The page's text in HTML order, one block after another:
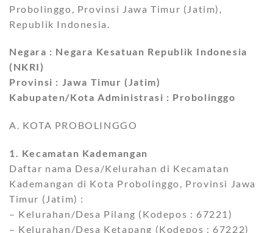
Probolinggo, Provinsi Jawa Timur (Jatim),
Republik Indonesia.
Negara : Negara Kesatuan Republik Indonesia
(NKRI)
Provinsi : Jawa Timur (Jatim)
Kabupaten/Kota Administrasi : Probolinggo
A. KOTA PROBOLINGGO
1. Kecamatan Kademangan
Daftar nama Desa/Kelurahan di Kecamatan
Kademangan di Kota Probolinggo, Provinsi Jawa
Timur (Jatim) :
– Kelurahan/Desa Pilang (Kodepos : 67221)
– Kelurahan/Desa Ketapang (Kodepos : 67222)